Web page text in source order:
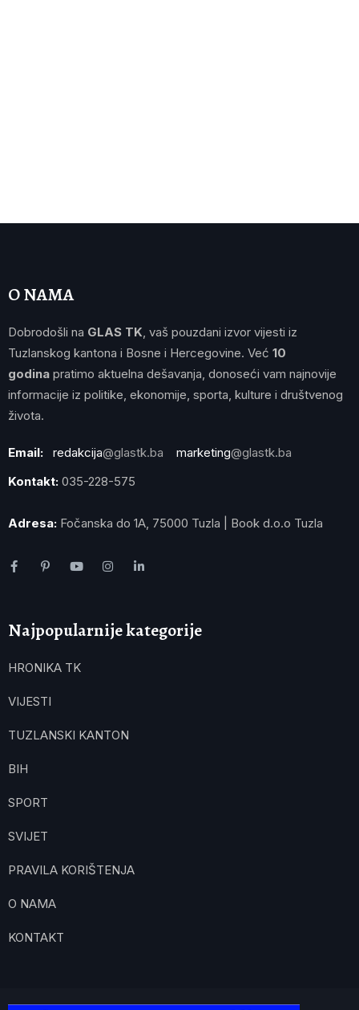
O NAMA
Dobrodošli na GLAS TK , vaš pouzdani izvor vijesti iz
Tuzlanskog kantona i Bosne i Hercegovine. Već 10
godina pratimo aktuelna dešavanja, donoseći vam najnovije
informacije iz politike, ekonomije, sporta, kulture i društvenog
života.
Email: redakcija@glastk.ba marketing@glastk.ba
Kontakt: 035-228-575
Adresa: Fočanska do 1A, 75000 Tuzla | Book d.o.o Tuzla
Najpopularnije kategorije
HRONIKA TK
VIJESTI
TUZLANSKI KANTON
BIH
SPORT
SVIJET
PRAVILA KORIŠTENJA
O NAMA
KONTAKT